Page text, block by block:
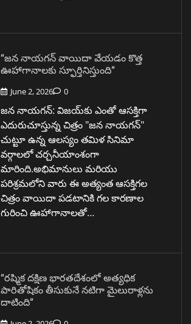
“జన నాయగన్ వాయిదా వేయడం కొత్త
ఊహాగానాలకు స్ఫూర్తినిస్తుంది”
June 2, 2026 0
జన నాయగన్: విజయ్‌కు ఎంతో ఆసక్తిగా
ఎదురుచూస్తున్న చిత్రం "జన నాయగన్"
చుట్టూ ఉన్న ఆలస్యం తమిళ సినిమా
వర్గాలలో చర్చనీయాంశంగా
మారింది.అభిమానులు మరియు
పరిశ్రమలోని వారు ఈ అత్యంత ఆసక్తిగల
చిత్రం వాయిదా పడటానికి గల కారణాల
గురించి ఊహాగానాలతో…
“రష్మిక దక్షిణ భారతదేశంలో అత్యధిక
పారితోషికం తీసుకునే నటిగా మైలురాళ్లను
దాటింది”